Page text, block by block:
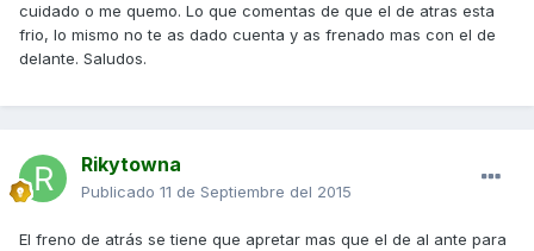
cuidado o me quemo. Lo que comentas de que el de atras esta
frio, lo mismo no te as dado cuenta y as frenado mas con el de
delante. Saludos.
Rikytowna
Publicado 11 de Septiembre del 2015
El freno de atrás se tiene que apretar mas que el de al ante para